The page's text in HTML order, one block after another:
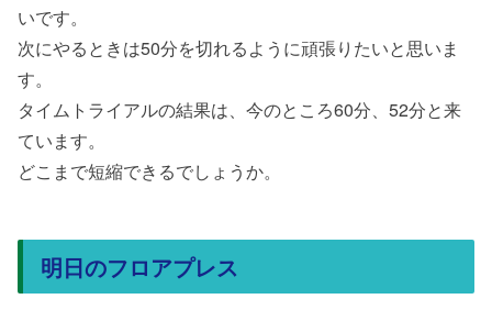
いです。
次にやるときは50分を切れるように頑張りたいと思いま
す。
タイムトライアルの結果は、今のところ60分、52分と来
ています。
どこまで短縮できるでしょうか。
明日のフロアプレス